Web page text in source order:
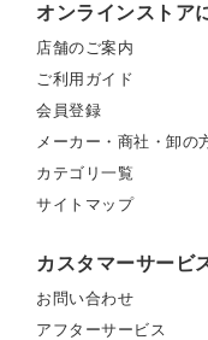
オンラインストア
店舗のご案内
ご利用ガイド
会員登録
メーカー・商社・卸の
カテゴリ一覧
サイトマップ
カスタマーサービ
お問い合わせ
アフターサービス